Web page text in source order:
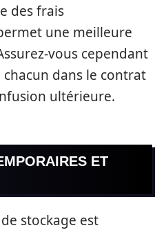
des frais
une meilleure
vous cependant
dans le contrat
ultérieure.
ET
stockage est